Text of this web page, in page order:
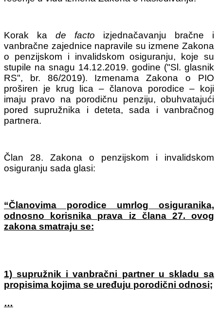
Korak ka de facto izjednačavanju bračne i
vanbračne zajednice napravile su izmene Zakona
o penzijskom i invalidskom osiguranju, koje su
stupile na snagu 14.12.2019. godine ("Sl. glasnik
RS", br. 86/2019). Izmenama Zakona o PIO
proširen je krug lica – članova porodice – koji
imaju pravo na porodičnu penziju, obuhvatajući
pored supružnika i deteta, sada i vanbračnog
partnera.
Član 28. Zakona o penzijskom i invalidskom
osiguranju sada glasi:
“Članovima porodice umrlog osiguranika,
odnosno korisnika prava iz člana 27. ovog
zakona smatraju se:
1) supružnik i vanbračni partner u skladu sa
propisima kojima se uređuju porodični odnosi;
…